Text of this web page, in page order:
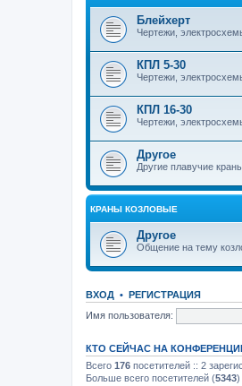
Блейхерт
Чертежи,
КПЛ 5-30
Чертежи,
КПЛ 16-30
Чертежи,
Другое
Другие плавучие
КРАНЫ КОЗЛОВЫЕ
Другое
Общение на тему
ВХОД • РЕГИСТРАЦИЯ
Имя пользователя:
КТО СЕЙЧАС НА
Всего 176 посетителей :: 2
Больше всего посетителей (5343)